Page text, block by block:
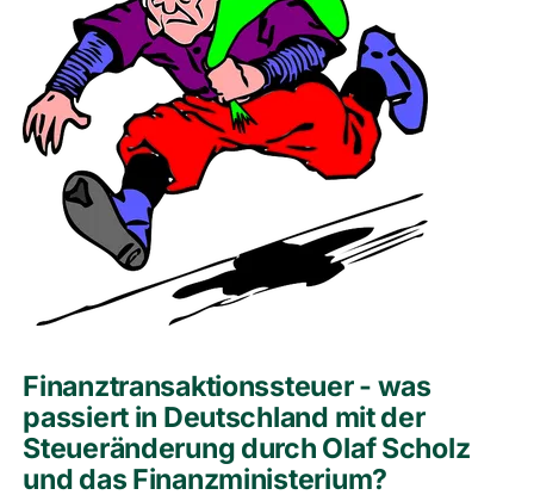
Finanztransaktionssteuer - was
passiert in Deutschland mit der
Steueränderung durch Olaf Scholz
und das Finanzministerium?